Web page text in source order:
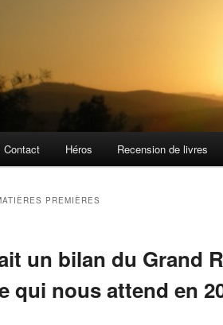
Contact Héros Recension de livres
PREMIÈRES
un bilan du Grand
qui nous attend en